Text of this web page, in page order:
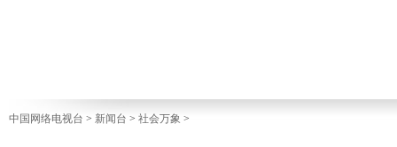
中国网络电视台 > 新闻台 > 社会万象 >